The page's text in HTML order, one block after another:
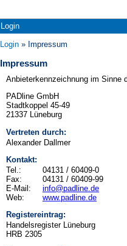
Login
Login » Impressum
Impressum
Anbieterkennzeichnung im Sinne
PADline GmbH
Stadtkoppel 45-49
21337 Lüneburg
Vertreten durch:
Alexander Dallmer
Kontakt:
Tel.:
04131 / 60409-0
Fax:
04131 / 60409-99
E-Mail:
info@padline.de
Web:
www.padline.de
Registereintrag:
Handelsregister Lüneburg
HRB 2305